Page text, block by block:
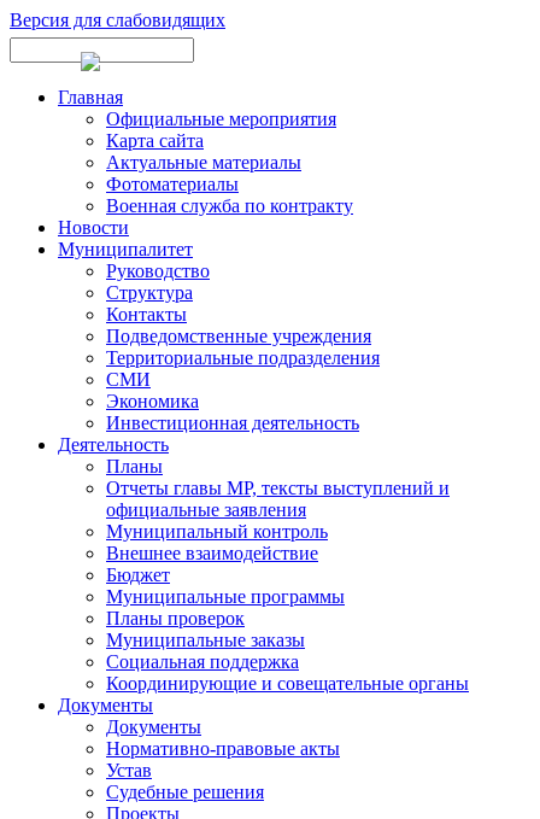
Версия для слабовидящих
Главная
Официальные мероприятия
Карта сайта
Актуальные материалы
Фотоматериалы
Военная служба по контракту
Новости
Муниципалитет
Руководство
Структура
Контакты
Подведомственные учреждения
Территориальные подразделения
СМИ
Экономика
Инвестиционная деятельность
Деятельность
Планы
Отчеты главы МР, тексты выступлений и
официальные заявления
Муниципальный контроль
Внешнее взаимодействие
Бюджет
Муниципальные программы
Планы проверок
Муниципальные заказы
Социальная поддержка
Координирующие и совещательные органы
Документы
Документы
Нормативно-правовые акты
Устав
Судебные решения
Проекты